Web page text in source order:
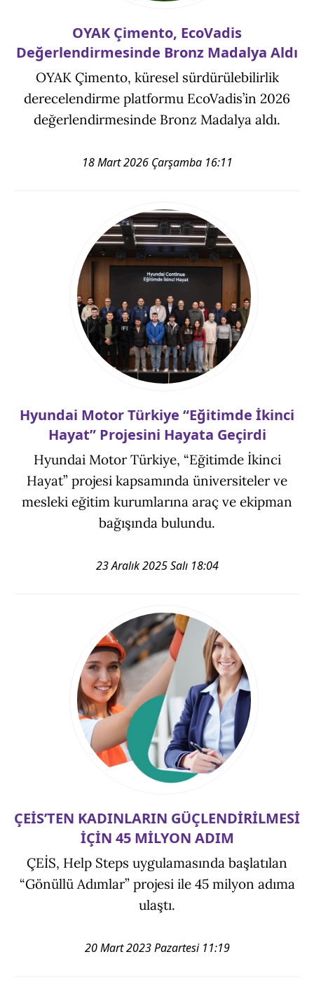
OYAK Çimento, EcoVadis
Değerlendirmesinde Bronz Madalya Aldı
OYAK Çimento, küresel sürdürülebilirlik
derecelendirme platformu EcoVadis’in 2026
değerlendirmesinde Bronz Madalya aldı.
18 Mart 2026 Çarşamba 16:11
Hyundai Motor Türkiye “Eğitimde İkinci
Hayat” Projesini Hayata Geçirdi
Hyundai Motor Türkiye, “Eğitimde İkinci
Hayat” projesi kapsamında üniversiteler ve
mesleki eğitim kurumlarına araç ve ekipman
bağışında bulundu.
23 Aralık 2025 Salı 18:04
ÇEİS’TEN KADINLARIN GÜÇLENDİRİLMESİ
İÇİN 45 MİLYON ADIM
ÇEİS, Help Steps uygulamasında başlatılan
“Gönüllü Adımlar” projesi ile 45 milyon adıma
ulaştı.
20 Mart 2023 Pazartesi 11:19